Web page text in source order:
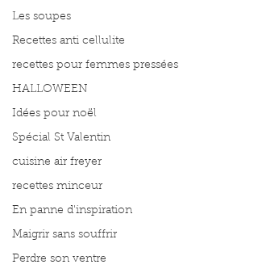
Les soupes
Recettes anti cellulite
recettes pour femmes pressées
HALLOWEEN
Idées pour noël
Spécial St Valentin
cuisine air freyer
recettes minceur
En panne d'inspiration
Maigrir sans souffrir
Perdre son ventre